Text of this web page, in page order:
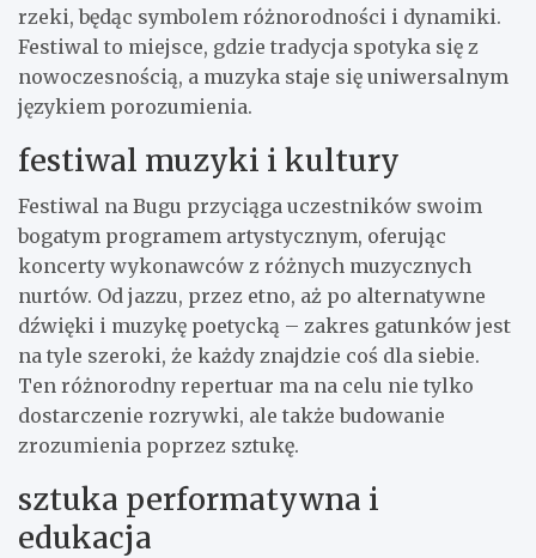
rzeki, będąc symbolem różnorodności i dynamiki.
Festiwal to miejsce, gdzie tradycja spotyka się z
nowoczesnością, a muzyka staje się uniwersalnym
językiem porozumienia.
festiwal muzyki i kultury
Festiwal na Bugu przyciąga uczestników swoim
bogatym programem artystycznym, oferując
koncerty wykonawców z różnych muzycznych
nurtów. Od jazzu, przez etno, aż po alternatywne
dźwięki i muzykę poetycką – zakres gatunków jest
na tyle szeroki, że każdy znajdzie coś dla siebie.
Ten różnorodny repertuar ma na celu nie tylko
dostarczenie rozrywki, ale także budowanie
zrozumienia poprzez sztukę.
sztuka performatywna i
edukacja